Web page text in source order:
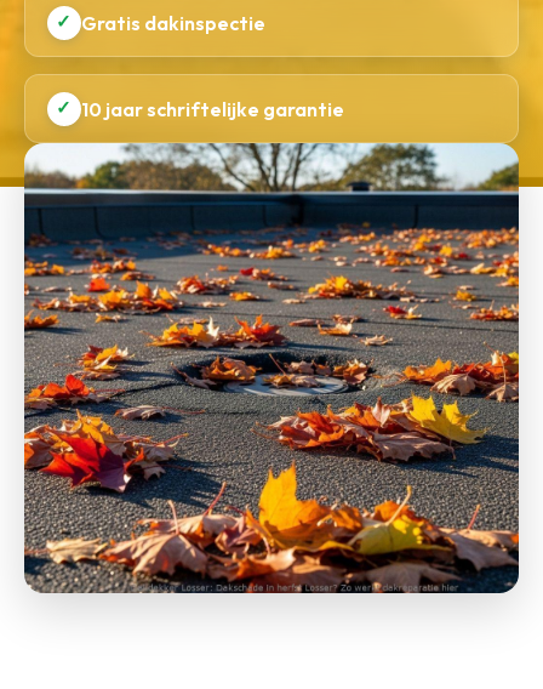
✓ Gratis dakinspectie
✓ 10 jaar schriftelijke garantie